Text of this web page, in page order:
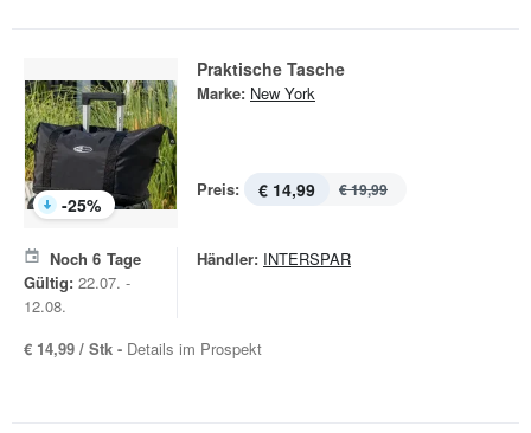
-25%
Praktische Tasche
Marke: New York
Preis: € 14,99 € 19,99
Noch 6 Tage
Gültig: 22.07. -
12.08.
Händler: INTERSPAR
€ 14,99 / Stk - Details im Prospekt